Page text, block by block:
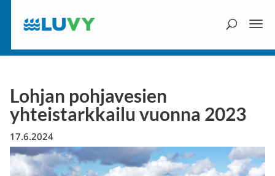
Lohjan pohjavesien
yhteistarkkailu vuonna 2023
17.6.2024